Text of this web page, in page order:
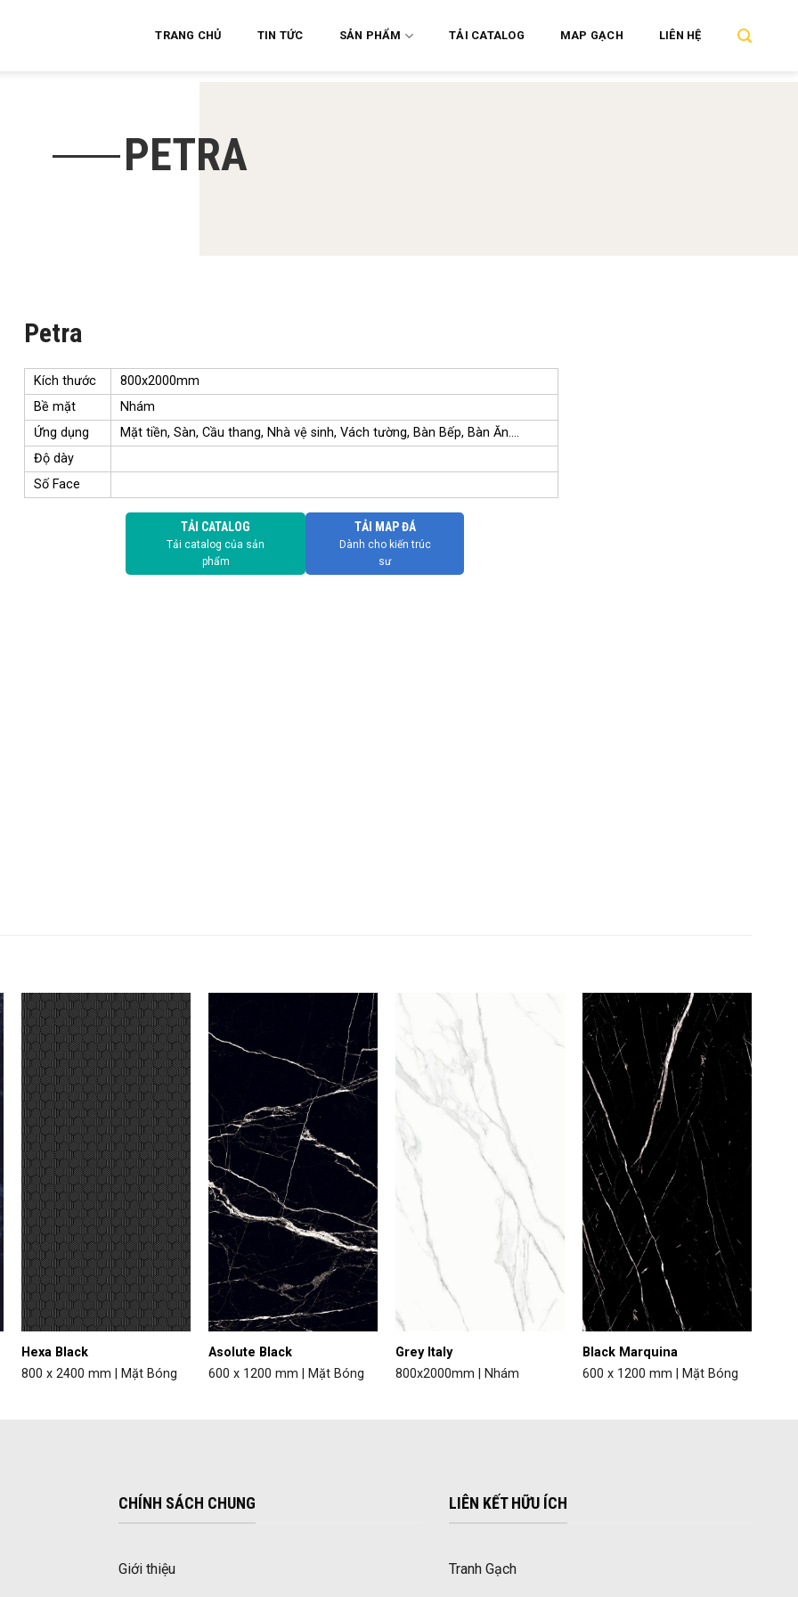
TRANG CHỦ TIN TỨC SẢN PHẨM TẢI CATALOG MAP GẠCH LIÊN HỆ
PETRA
Petra
Kích thước
800x2000mm
Bề mặt
Nhám
Ứng dụng
Mặt tiền, Sàn, Cầu thang, Nhà vệ sinh, Vách tường, Bàn Bếp, Bàn Ăn....
Độ dày
Số Face
TẢI CATALOG
Tải catalog của sản
phẩm
TẢI MAP ĐÁ
Dành cho kiến trúc
sư
Add to
wishlist
Hexa Black
800 x 2400 mm | Mặt Bóng
Add to
wishlist
Asolute Black
600 x 1200 mm | Mặt Bóng
Grey Italy
800x2000mm | Nhám
Add to
wishlist
Black Marquina
600 x 1200 mm | Mặt Bóng
CHÍNH SÁCH CHUNG
Giới thiệu
LIÊN KẾT HỮU ÍCH
Tranh Gạch